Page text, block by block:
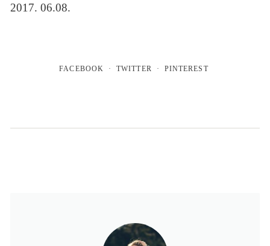
2017. 06.08.
FACEBOOK TWITTER PINTEREST